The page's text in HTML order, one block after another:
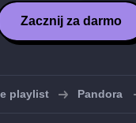
Zacznij za darmo
playlist Pandora